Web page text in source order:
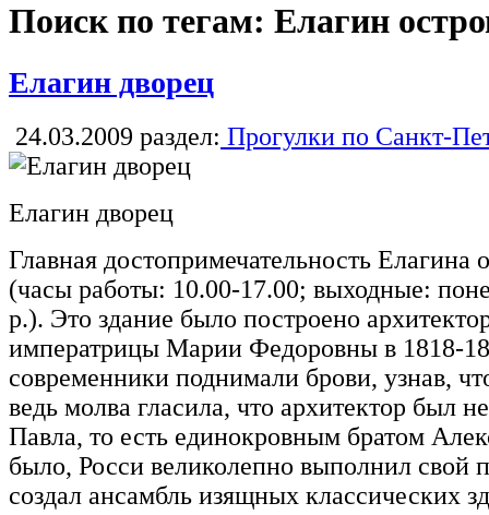
Поиск по тегам: Елагин
Елагин дворец
24.03.2009 раздел: Прогулки по Санкт-
Елагин дворец
Главная достопримечательность Елагина
(часы работы: 10.00-17.00; выходные:
р.). Это здание было построено
императрицы Марии Федоровны в 1818-
современники поднимали брови, узнав,
ведь молва гласила, что архитектор был
Павла, то есть единокровным братом
было, Росси великолепно выполнил свой
создал ансамбль изящных классических